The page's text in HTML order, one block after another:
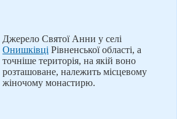
Джерело Святої Анни у селі
Онишківці Рівненської області, а
точніше територія, на якій воно
розташоване, належить місцевому
жіночому монастирю.